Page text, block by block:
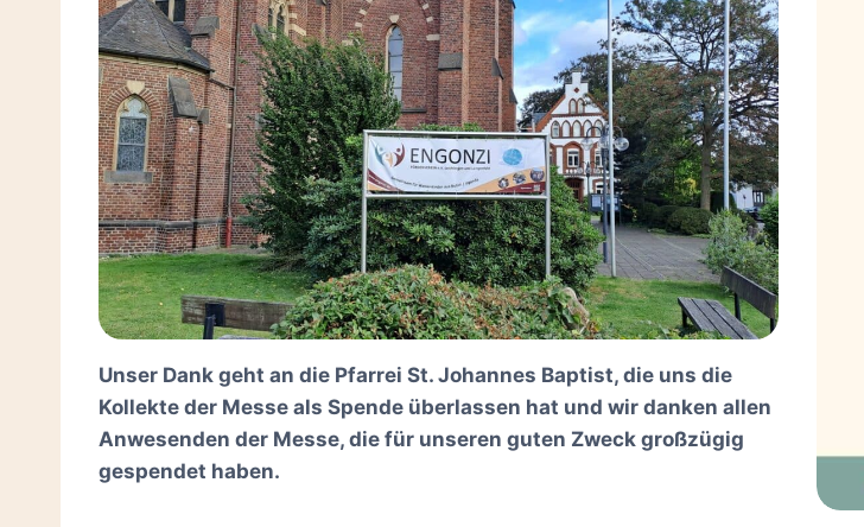
Unser Dank geht an die Pfarrei St. Johannes Baptist, die uns die
Kollekte der Messe als Spende überlassen hat und wir danken allen
Anwesenden der Messe, die für unseren guten Zweck großzügig
gespendet haben.